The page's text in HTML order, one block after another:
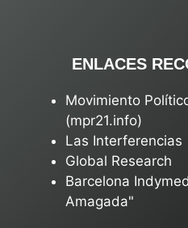
ENLACES
Movimiento
(mpr21.info)
Las Interferencias
Global Research
Barcelona
Amagada"